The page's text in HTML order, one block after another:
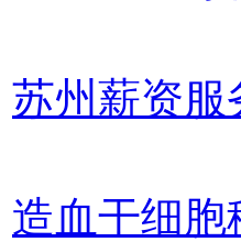
苏州薪资服
造血干细